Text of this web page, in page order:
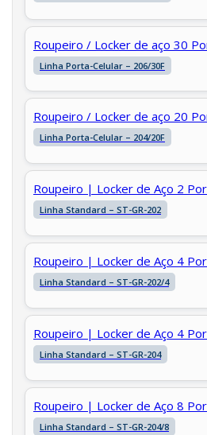
Roupeiro / Locker de aço 30
Linha Porta-Celular – 206/30F
Roupeiro / Locker de aço 20
Linha Porta-Celular – 204/20F
Roupeiro | Locker de Aço 2
Linha Standard – ST-GR-202
Roupeiro | Locker de Aço 4
Linha Standard – ST-GR-202/4
Roupeiro | Locker de Aço 4
Linha Standard – ST-GR-204
Roupeiro | Locker de Aço 8
Linha Standard – ST-GR-204/8